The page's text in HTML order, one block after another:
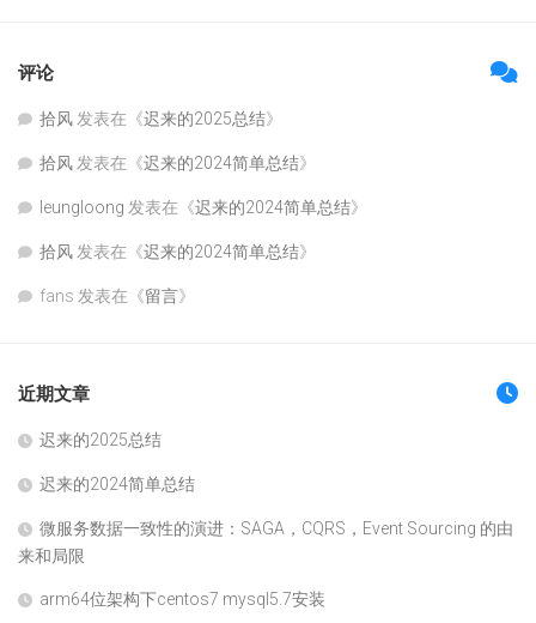
评论
拾风 发表在《迟来的2025总结》
拾风 发表在《迟来的2024简单总结》
leungloong 发表在《迟来的2024简单总结》
拾风 发表在《迟来的2024简单总结》
fans 发表在《留言》
近期文章
迟来的2025总结
迟来的2024简单总结
微服务数据一致性的演进：SAGA，CQRS，Event Sourcing 的由
来和局限
arm64位架构下centos7 mysql5.7安装